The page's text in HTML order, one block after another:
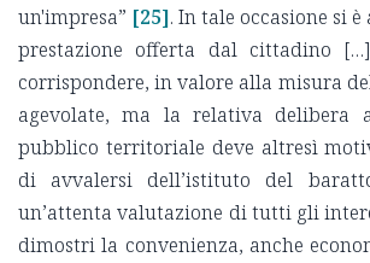
un'impresa” [25]. In tale occasione si
prestazione offerta dal cittadino
corrispondere, in valore alla misura
agevolate, ma la relativa delibera
pubblico territoriale deve altresì
di avvalersi dell’istituto del
un’attenta valutazione di tutti gli
dimostri la convenienza, anche